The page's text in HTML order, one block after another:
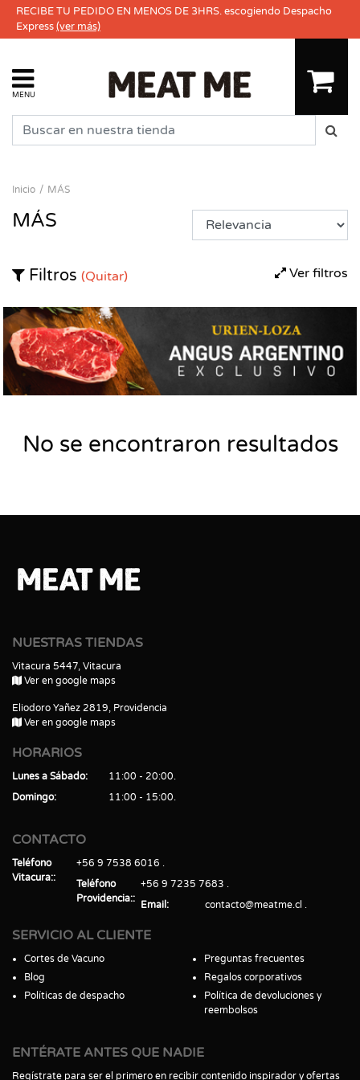
RECIBE TU PEDIDO EN MENOS DE 3HRS. escogiendo Despacho
Express(ver más)
MENU
Inicio MÁS
MÁS
Ver filtros
Filtros (Quitar)
No se encontraron resultados
NUESTRAS TIENDAS
Vitacura 5447, Vitacura
Ver en google maps
Eliodoro Yañez 2819, Providencia
Ver en google maps
HORARIOS
Lunes a Sábado
11:00 - 20:00
Domingo
11:00 - 15:00
CONTACTO
Teléfono
Vitacura:
+56 9 7538 6016
Teléfono
Providencia:
+56 9 7235 7683
Email
contacto@meatme.cl
SERVICIO AL CLIENTE
Cortes de Vacuno
Blog
Políticas de despacho
Preguntas frecuentes
Regalos corporativos
Política de devoluciones y
reembolsos
ENTÉRATE ANTES QUE NADIE
Regístrate para ser el primero en recibir contenido inspirador y ofertas